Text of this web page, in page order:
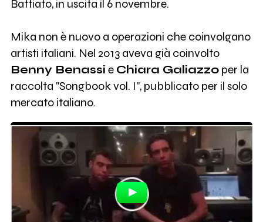
Battiato, in uscita il 6 novembre.
Mika non è nuovo a operazioni che coinvolgano
artisti italiani. Nel 2013 aveva già coinvolto
Benny Benassi e Chiara Galiazzoper la
raccolta "Songbook vol. I", pubblicato per il solo
mercato italiano.